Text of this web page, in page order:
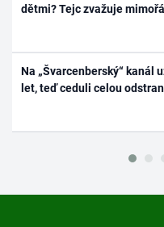
dětmi? Tejc zvažuje
Na „Švarcenberský“ kanál
let, teď ceduli celou